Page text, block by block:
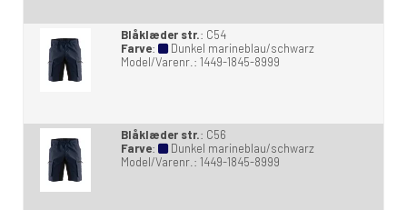
Blåklæder str.: C54
Farve:
Dunkel marineblau/schwarz
Model/Varenr.: 1449-1845-8999
Blåklæder str.: C56
Farve:
Dunkel marineblau/schwarz
Model/Varenr.: 1449-1845-8999